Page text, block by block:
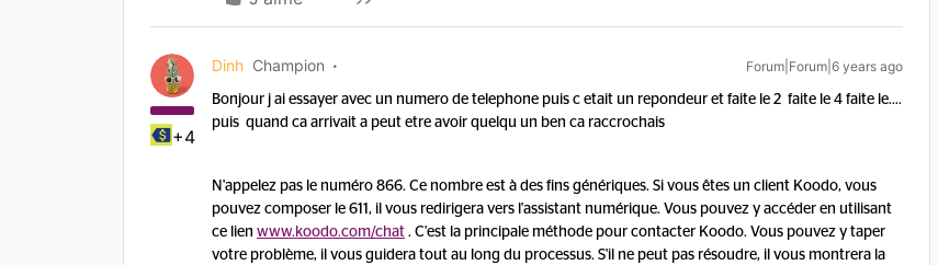
+4
Dinh Champion Forum|Forum|6 years ago
Bonjour j ai essayer avec un numero de telephone puis c etait un repondeur et faite le 2 faite le 4 faite le….
puis quand ca arrivait a peut etre avoir quelqu un ben ca raccrochais
N'appelez pas le numéro 866. Ce nombre est à des fins génériques. Si vous êtes un client Koodo, vous
pouvez composer le 611, il vous redirigera vers l'assistant numérique. Vous pouvez y accéder en utilisant
ce lien www.koodo.com/chat . C'est la principale méthode pour contacter Koodo. Vous pouvez y taper
votre problème, il vous guidera tout au long du processus. S'il ne peut pas résoudre, il vous montrera la